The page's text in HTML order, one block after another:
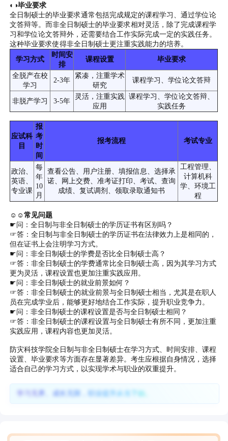
◐◑毕业要求
全日制硕士的毕业要求通常包括完成规定的课程学习、通过学位论
文答辩等。而非全日制硕士的毕业要求相对灵活，除了完成课程学
习和学位论文答辩外，还需要结合工作实际完成一定的实践任务。
这种毕业要求使得非全日制硕士更注重实践能力的培养。
学习方式
时间安
排
课程设置
毕业要求
全脱产在校
学习
2-3年
紧凑，注重学术
研究
课程学习、学位论文答辩
非脱产学习 3-5年
灵活，注重实践
应用
课程学习、学位论文答辩、
实践任务
应试科
目
报
考
时
间
报考流程 考试专业
政治、
英语、
专业课
每
年
10
月
查看公告、用户注册、填报信息、选择承
诺、网上交费、准考证打印、考试、查询
成绩、复试调剂、领取录取通知书
工程管理、
计算机科
学、环境工
程
☺☺常见问题
☛问：全日制与非全日制硕士的学历证书有区别吗？
☞答：全日制与非全日制硕士的学历证书在法律效力上是相同的，
但在证书上会注明学习方式。
☛问：非全日制硕士的学费是否比全日制硕士高？
☞答：非全日制硕士的学费通常比全日制硕士高，因为其学习方式
更为灵活，课程设置也更加注重实践应用。
☛问：非全日制硕士的就业前景如何？
☞答：非全日制硕士的就业前景与全日制硕士相当，尤其是在职人
员在完成学业后，能够更好地结合工作实际，提升职业竞争力。
☛问：非全日制硕士的课程设置是否与全日制硕士相同？
☞答：非全日制硕士的课程设置与全日制硕士有所不同，更加注重
实践应用，课程内容也更加灵活。
防灾科技学院全日制与非全日制硕士在学习方式、时间安排、课程
设置、毕业要求等方面存在显著差异。考生应根据自身情况，选择
适合自己的学习方式，以实现学术与职业的双重提升。
学习无界、成长无限，职业提升从当下始。